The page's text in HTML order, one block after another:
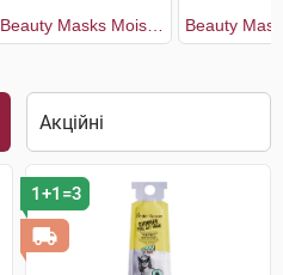
1+1=3